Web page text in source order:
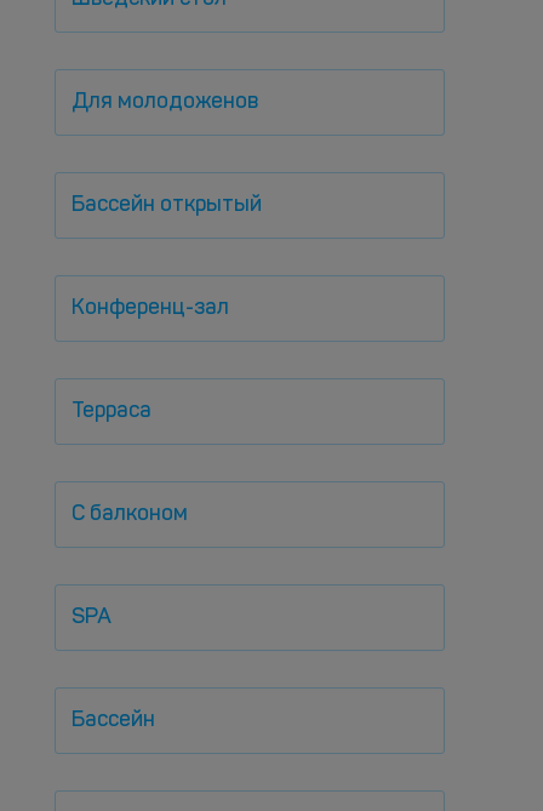
Для молодоженов
Бассейн открытый
Конференц-зал
Терраса
С балконом
SPA
Бассейн